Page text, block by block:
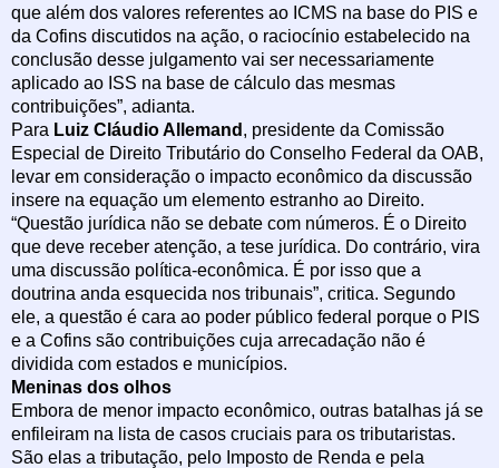
que além dos valores referentes ao ICMS na base do PIS e
da Cofins discutidos na ação, o raciocínio estabelecido na
conclusão desse julgamento vai ser necessariamente
aplicado ao ISS na base de cálculo das mesmas
contribuições”, adianta.
Para Luiz Cláudio Allemand , presidente da Comissão
Especial de Direito Tributário do Conselho Federal da OAB,
levar em consideração o impacto econômico da discussão
insere na equação um elemento estranho ao Direito.
“Questão jurídica não se debate com números. É o Direito
que deve receber atenção, a tese jurídica. Do contrário, vira
uma discussão política-econômica. É por isso que a
doutrina anda esquecida nos tribunais”, critica. Segundo
ele, a questão é cara ao poder público federal porque o PIS
e a Cofins são contribuições cuja arrecadação não é
dividida com estados e municípios.
Meninas dos olhos
Embora de menor impacto econômico, outras batalhas já se
enfileiram na lista de casos cruciais para os tributaristas.
São elas a tributação, pelo Imposto de Renda e pela